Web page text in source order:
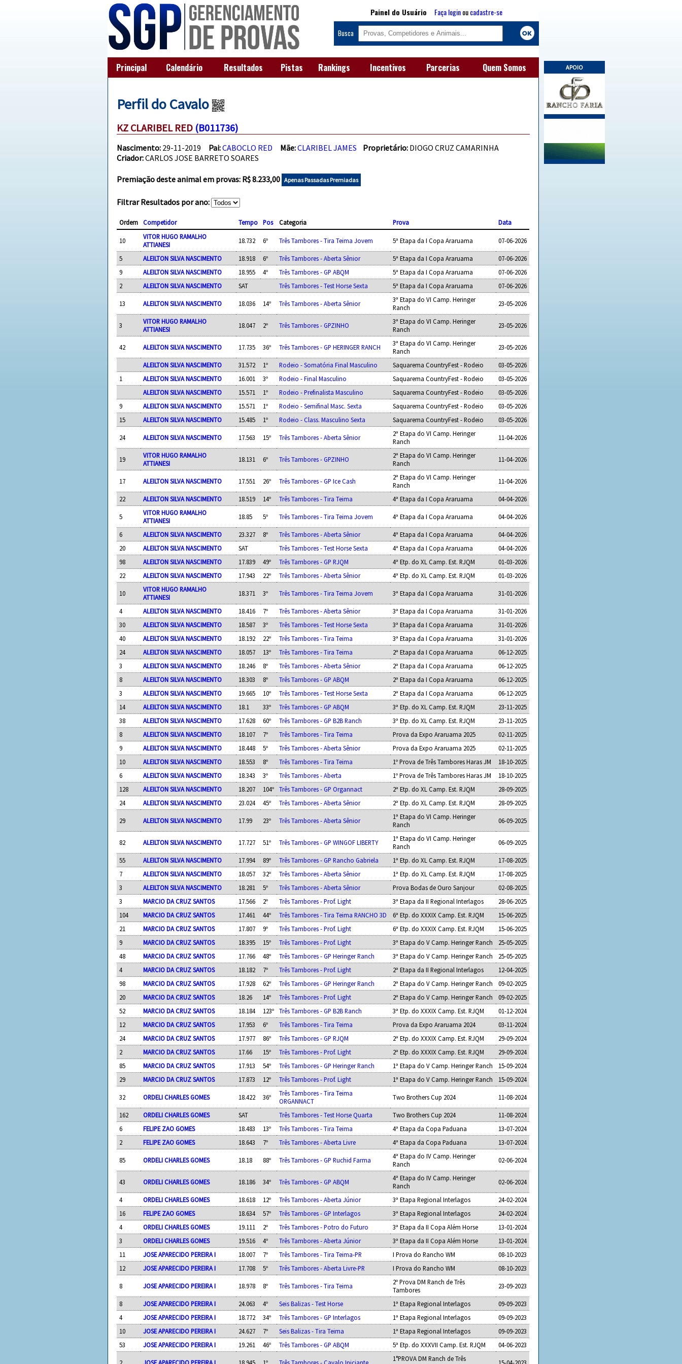
APOIO
Painel do Usuário Faça loginoucadastre-se
Busca
Principal Calendário Resultados Pistas Rankings Incentivos Parcerias Quem Somos
Perfil do Cavalo
KZ CLARIBEL RED (B011736)
Nascimento: 29-11-2019 Pai:CABOCLO RED Mãe:CLARIBEL JAMES Proprietário: DIOGO CRUZ CAMARINHA
Criador:CARLOS JOSE BARRETO SOARES
Premiação deste animal em provas: R$ 8.233,00 Apenas Passadas Premiadas
Filtrar Resultados por ano:
Ordem Competidor Tempo Pos Categoria Prova Data
10
VITOR HUGO RAMALHO
ATTIANESI
18.732 6º Três Tambores - Tira Teima Jovem 5ª Etapa da I Copa Araruama 07-06-2026
5 ALEILTON SILVA NASCIMENTO 18.918 6º Três Tambores - Aberta Sênior 5ª Etapa da I Copa Araruama
07-06-2026
9
ALEILTON SILVA NASCIMENTO 18.955 4º Três Tambores - GP ABQM 5ª Etapa da I Copa Araruama
07-06-2026
2
ALEILTON SILVA NASCIMENTO SAT Três Tambores - Test Horse Sexta 5ª Etapa da I Copa Araruama 07-06-2026
13 ALEILTON SILVA NASCIMENTO 18.036 14º Três Tambores - Aberta Sênior
3ª Etapa do VI Camp. Heringer
Ranch
23-05-2026
3
VITOR HUGO RAMALHO
ATTIANESI
18.047 2º Três Tambores - GPZINHO
3ª Etapa do VI Camp. Heringer
Ranch
23-05-2026
42 ALEILTON SILVA NASCIMENTO 17.735 36º Três Tambores - GP HERINGER RANCH
3ª Etapa do VI Camp. Heringer
Ranch
23-05-2026
ALEILTON SILVA NASCIMENTO 31.572 1º Rodeio - Somatória Final Masculino Saquarema CountryFest - Rodeio
03-05-2026
1
ALEILTON SILVA NASCIMENTO 16.001 3º Rodeio - Final Masculino Saquarema CountryFest - Rodeio
03-05-2026
ALEILTON SILVA NASCIMENTO
15.571 1º Rodeio - Prefinalista Masculino Saquarema CountryFest - Rodeio
03-05-2026
9
ALEILTON SILVA NASCIMENTO 15.571 1º Rodeio - Semifinal Masc. Sexta Saquarema CountryFest - Rodeio
03-05-2026
15
ALEILTON SILVA NASCIMENTO 15.485 1º Rodeio - Class. Masculino Sexta Saquarema CountryFest - Rodeio 03-05-2026
24 ALEILTON SILVA NASCIMENTO 17.563 15º Três Tambores - Aberta Sênior
2ª Etapa do VI Camp. Heringer
Ranch
11-04-2026
19
VITOR HUGO RAMALHO
ATTIANESI
18.131 6º Três Tambores - GPZINHO
2ª Etapa do VI Camp. Heringer
Ranch
11-04-2026
17 ALEILTON SILVA NASCIMENTO 17.551 26º Três Tambores - GP Ice Cash
2ª Etapa do VI Camp. Heringer
Ranch
11-04-2026
22 ALEILTON SILVA NASCIMENTO 18.519 14º Três Tambores - Tira Teima 4ª Etapa da I Copa Araruama 04-04-2026
5
VITOR HUGO RAMALHO
ATTIANESI
18.85 5º Três Tambores - Tira Teima Jovem 4ª Etapa da I Copa Araruama 04-04-2026
6 ALEILTON SILVA NASCIMENTO 23.327 8º Três Tambores - Aberta Sênior 4ª Etapa da I Copa Araruama
04-04-2026
20
ALEILTON SILVA NASCIMENTO SAT Três Tambores - Test Horse Sexta 4ª Etapa da I Copa Araruama
04-04-2026
98
ALEILTON SILVA NASCIMENTO 17.839 49º Três Tambores - GP RJQM 4ª Etp. do XL Camp. Est. RJQM
01-03-2026
22
ALEILTON SILVA NASCIMENTO 17.943 22º Três Tambores - Aberta Sênior 4ª Etp. do XL Camp. Est. RJQM 01-03-2026
10
VITOR HUGO RAMALHO
ATTIANESI
18.371 3º Três Tambores - Tira Teima Jovem 3ª Etapa da I Copa Araruama 31-01-2026
4 ALEILTON SILVA NASCIMENTO 18.416 7º Três Tambores - Aberta Sênior 3ª Etapa da I Copa Araruama
31-01-2026
30
ALEILTON SILVA NASCIMENTO 18.587 3º Três Tambores - Test Horse Sexta 3ª Etapa da I Copa Araruama
31-01-2026
40
ALEILTON SILVA NASCIMENTO 18.192 22º Três Tambores - Tira Teima 3ª Etapa da I Copa Araruama
31-01-2026
24
ALEILTON SILVA NASCIMENTO 18.057 13º Três Tambores - Tira Teima 2ª Etapa da I Copa Araruama
06-12-2025
3
ALEILTON SILVA NASCIMENTO 18.246 8º Três Tambores - Aberta Sênior 2ª Etapa da I Copa Araruama
06-12-2025
8
ALEILTON SILVA NASCIMENTO 18.303 8º Três Tambores - GP ABQM 2ª Etapa da I Copa Araruama
06-12-2025
3
ALEILTON SILVA NASCIMENTO 19.665 10º Três Tambores - Test Horse Sexta 2ª Etapa da I Copa Araruama
06-12-2025
14
ALEILTON SILVA NASCIMENTO 18.1 33º Três Tambores - GP ABQM 3ª Etp. do XL Camp. Est. RJQM
23-11-2025
38
ALEILTON SILVA NASCIMENTO 17.628 60º Três Tambores - GP B2B Ranch 3ª Etp. do XL Camp. Est. RJQM
23-11-2025
8
ALEILTON SILVA NASCIMENTO 18.107 7º Três Tambores - Tira Teima Prova da Expo Araruama 2025
02-11-2025
9
ALEILTON SILVA NASCIMENTO 18.448 5º Três Tambores - Aberta Sênior Prova da Expo Araruama 2025
02-11-2025
10
ALEILTON SILVA NASCIMENTO 18.553 8º Três Tambores - Tira Teima 1º Prova de Três Tambores Haras JM
18-10-2025
6
ALEILTON SILVA NASCIMENTO 18.343 3º Três Tambores - Aberta 1º Prova de Três Tambores Haras JM
18-10-2025
128
ALEILTON SILVA NASCIMENTO 18.207 104º Três Tambores - GP Organnact 2ª Etp. do XL Camp. Est. RJQM
28-09-2025
24
ALEILTON SILVA NASCIMENTO 23.024 45º Três Tambores - Aberta Sênior 2ª Etp. do XL Camp. Est. RJQM 28-09-2025
29 ALEILTON SILVA NASCIMENTO 17.99 23º Três Tambores - Aberta Sênior
1ª Etapa do VI Camp. Heringer
Ranch
06-09-2025
82 ALEILTON SILVA NASCIMENTO 17.727 51º Três Tambores - GP WINGOF LIBERTY
1ª Etapa do VI Camp. Heringer
Ranch
06-09-2025
55 ALEILTON SILVA NASCIMENTO 17.994 89º Três Tambores - GP Rancho Gabriela 1ª Etp. do XL Camp. Est. RJQM
17-08-2025
7
ALEILTON SILVA NASCIMENTO 18.057 32º Três Tambores - Aberta Sênior 1ª Etp. do XL Camp. Est. RJQM
17-08-2025
3
ALEILTON SILVA NASCIMENTO 18.281 5º Três Tambores - Aberta Sênior Prova Bodas de Ouro Sanjour
02-08-2025
3
MARCIO DA CRUZ SANTOS 17.566 2º Três Tambores - Prof. Light 3ª Etapa da II Regional Interlagos
28-06-2025
104
MARCIO DA CRUZ SANTOS 17.461 44º Três Tambores - Tira Teima RANCHO 3D 6ª Etp. do XXXIX Camp. Est. RJQM
15-06-2025
21
MARCIO DA CRUZ SANTOS 17.807 9º Três Tambores - Prof. Light 6ª Etp. do XXXIX Camp. Est. RJQM
15-06-2025
9
MARCIO DA CRUZ SANTOS 18.395 15º Três Tambores - Prof. Light 3ª Etapa do V Camp. Heringer Ranch
25-05-2025
48
MARCIO DA CRUZ SANTOS 17.766 48º Três Tambores - GP Heringer Ranch 3ª Etapa do V Camp. Heringer Ranch
25-05-2025
4
MARCIO DA CRUZ SANTOS 18.182 7º Três Tambores - Prof. Light 2ª Etapa da II Regional Interlagos
12-04-2025
98
MARCIO DA CRUZ SANTOS 17.928 62º Três Tambores - GP Heringer Ranch 2ª Etapa do V Camp. Heringer Ranch
09-02-2025
20
MARCIO DA CRUZ SANTOS 18.26 14º Três Tambores - Prof. Light 2ª Etapa do V Camp. Heringer Ranch
09-02-2025
52
MARCIO DA CRUZ SANTOS 18.184 123º Três Tambores - GP B2B Ranch 3ª Etp. do XXXIX Camp. Est. RJQM
01-12-2024
12
MARCIO DA CRUZ SANTOS 17.953 6º Três Tambores - Tira Teima Prova da Expo Araruama 2024
03-11-2024
24
MARCIO DA CRUZ SANTOS 17.977 86º Três Tambores - GP RJQM 2ª Etp. do XXXIX Camp. Est. RJQM
29-09-2024
2
MARCIO DA CRUZ SANTOS 17.66 15º Três Tambores - Prof. Light 2ª Etp. do XXXIX Camp. Est. RJQM
29-09-2024
85
MARCIO DA CRUZ SANTOS 17.913 54º Três Tambores - GP Heringer Ranch 1ª Etapa do V Camp. Heringer Ranch
15-09-2024
29
MARCIO DA CRUZ SANTOS 17.873 12º Três Tambores - Prof. Light 1ª Etapa do V Camp. Heringer Ranch 15-09-2024
32 ORDELI CHARLES GOMES 18.422 36º
Três Tambores - Tira Teima
ORGANNACT
Two Brothers Cup 2024 11-08-2024
162 ORDELI CHARLES GOMES SAT Três Tambores - Test Horse Quarta Two Brothers Cup 2024
11-08-2024
6
FELIPE ZAO GOMES 18.483 13º Três Tambores - Tira Teima 4ª Etapa da Copa Paduana
13-07-2024
2
FELIPE ZAO GOMES 18.643 7º Três Tambores - Aberta Livre 4ª Etapa da Copa Paduana 13-07-2024
85 ORDELI CHARLES GOMES 18.18 88º Três Tambores - GP Ruchid Farma
4ª Etapa do IV Camp. Heringer
Ranch
02-06-2024
43 ORDELI CHARLES GOMES 18.186 34º Três Tambores - GP ABQM
4ª Etapa do IV Camp. Heringer
Ranch
02-06-2024
4 ORDELI CHARLES GOMES 18.618 12º Três Tambores - Aberta Júnior 3ª Etapa Regional Interlagos
24-02-2024
16
FELIPE ZAO GOMES 18.634 57º Três Tambores - GP Interlagos 3ª Etapa Regional Interlagos
24-02-2024
4
ORDELI CHARLES GOMES 19.111 2º Três Tambores - Potro do Futuro 3ª Etapa da II Copa Além Horse
13-01-2024
3
ORDELI CHARLES GOMES 19.516 4º Três Tambores - Aberta Júnior 3ª Etapa da II Copa Além Horse
13-01-2024
11
JOSE APARECIDO PEREIRA I 18.007 7º Três Tambores - Tira Teima-PR I Prova do Rancho WM
08-10-2023
12
JOSE APARECIDO PEREIRA I 17.708 5º Três Tambores - Aberta Livre-PR I Prova do Rancho WM 08-10-2023
8 JOSE APARECIDO PEREIRA I 18.978 8º Três Tambores - Tira Teima
2º Prova DM Ranch de Três
Tambores
23-09-2023
8 JOSE APARECIDO PEREIRA I 24.063 4º Seis Balizas - Test Horse 1ª Etapa Regional Interlagos
09-09-2023
4
JOSE APARECIDO PEREIRA I 18.772 34º Três Tambores - GP Interlagos 1ª Etapa Regional Interlagos
09-09-2023
10
JOSE APARECIDO PEREIRA I 24.627 7º Seis Balizas - Tira Teima 1ª Etapa Regional Interlagos
09-09-2023
53
JOSE APARECIDO PEREIRA I 19.261 46º Três Tambores - GP ABQM 5ª Etp. do XXXVII Camp. Est. RJQM 04-06-2023
1°PROVA DM Ranch de Três